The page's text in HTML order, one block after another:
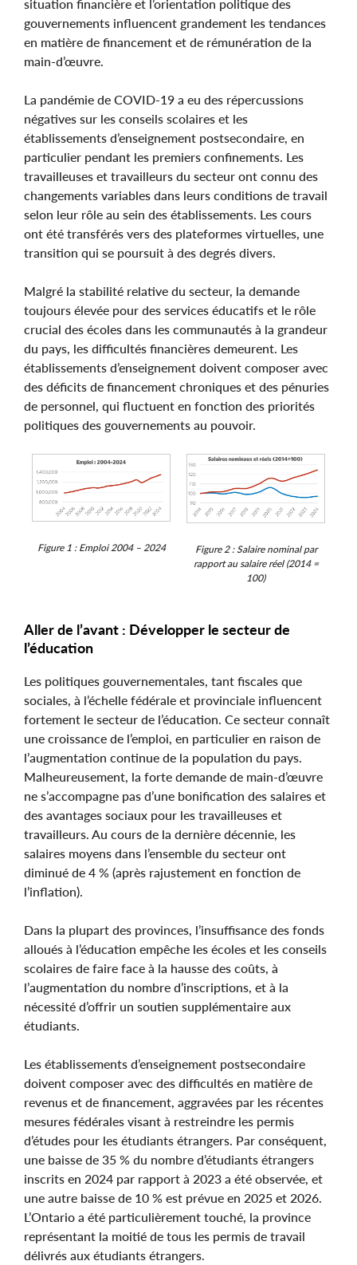
situation financière et l’orientation politique des
gouvernements influencent grandement les tendances
en matière de financement et de rémunération de la
main-d’œuvre.
La pandémie de COVID-19 a eu des répercussions
négatives sur les conseils scolaires et les
établissements d’enseignement postsecondaire, en
particulier pendant les premiers confinements. Les
travailleuses et travailleurs du secteur ont connu des
changements variables dans leurs conditions de travail
selon leur rôle au sein des établissements. Les cours
ont été transférés vers des plateformes virtuelles, une
transition qui se poursuit à des degrés divers.
Malgré la stabilité relative du secteur, la demande
toujours élevée pour des services éducatifs et le rôle
crucial des écoles dans les communautés à la grandeur
du pays, les difficultés financières demeurent. Les
établissements d’enseignement doivent composer avec
des déficits de financement chroniques et des pénuries
de personnel, qui fluctuent en fonction des priorités
politiques des gouvernements au pouvoir.
Figure 1 : Emploi 2004 – 2024
Figure 2 : Salaire nominal par
rapport au salaire réel (2014 =
100)
Aller de l’avant : Développer le secteur de
l’éducation
Les politiques gouvernementales, tant fiscales que
sociales, à l’échelle fédérale et provinciale influencent
fortement le secteur de l’éducation. Ce secteur connaît
une croissance de l’emploi, en particulier en raison de
l’augmentation continue de la population du pays.
Malheureusement, la forte demande de main-d’œuvre
ne s’accompagne pas d’une bonification des salaires et
des avantages sociaux pour les travailleuses et
travailleurs. Au cours de la dernière décennie, les
salaires moyens dans l’ensemble du secteur ont
diminué de 4 % (après rajustement en fonction de
l’inflation).
Dans la plupart des provinces, l’insuffisance des fonds
alloués à l’éducation empêche les écoles et les conseils
scolaires de faire face à la hausse des coûts, à
l’augmentation du nombre d’inscriptions, et à la
nécessité d’offrir un soutien supplémentaire aux
étudiants.
Les établissements d’enseignement postsecondaire
doivent composer avec des difficultés en matière de
revenus et de financement, aggravées par les récentes
mesures fédérales visant à restreindre les permis
d’études pour les étudiants étrangers. Par conséquent,
une baisse de 35 % du nombre d’étudiants étrangers
inscrits en 2024 par rapport à 2023 a été observée, et
une autre baisse de 10 % est prévue en 2025 et 2026.
L’Ontario a été particulièrement touché, la province
représentant la moitié de tous les permis de travail
délivrés aux étudiants étrangers.